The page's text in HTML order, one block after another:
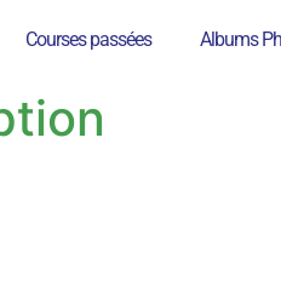
Courses passées Albums